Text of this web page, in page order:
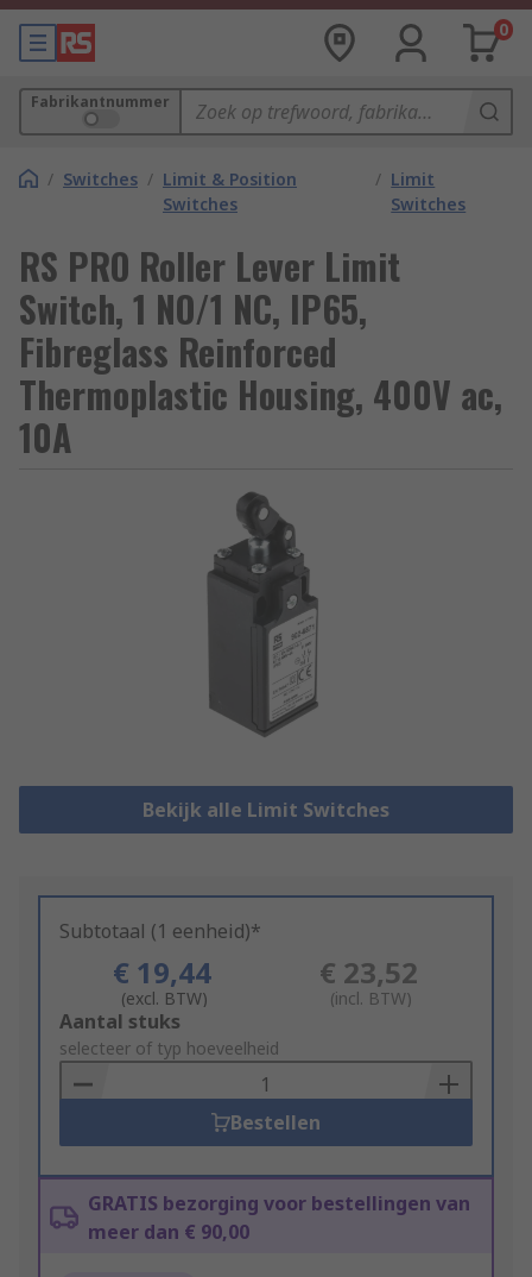
0
Fabrikantnummer
/ Switches / Limit & Position
Switches
/ Limit
Switches
RS PRO Roller Lever Limit
Switch, 1 NO/1 NC, IP65,
Fibreglass Reinforced
Thermoplastic Housing, 400V ac,
10A
Bekijk alle Limit Switches
Subtotaal (1 eenheid)*
€ 19,44
(excl. BTW)
€ 23,52
(incl. BTW)
Add
to
Basket
Aantal stuks
selecteer of typ hoeveelheid
Bestellen
GRATIS bezorging voor bestellingen van
meer dan € 90,00